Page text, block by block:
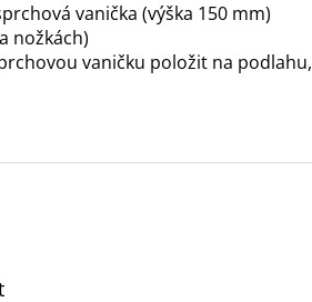
vanička (výška 150 mm)
nožkách)
vaničku položit na podlahu,